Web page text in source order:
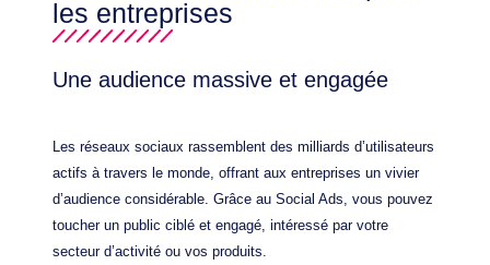
les entreprises
Une audience massive et engagée
Les réseaux sociaux rassemblent des milliards d’utilisateurs
actifs à travers le monde, offrant aux entreprises un vivier
d’audience considérable. Grâce au Social Ads, vous pouvez
toucher un public ciblé et engagé, intéressé par votre
secteur d’activité ou vos produits.